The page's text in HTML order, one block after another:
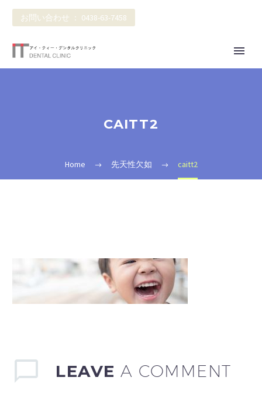
お問い合わせ ： 0438-63-7458
CAITT2
Home 先天性欠如 caitt2
LEAVE A COMMENT